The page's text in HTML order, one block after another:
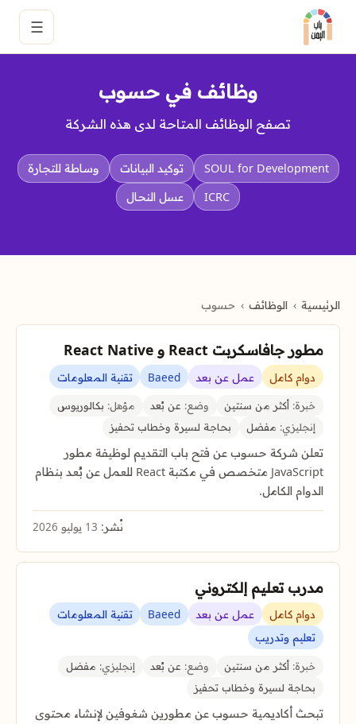
☰
وظائف في حسوب
تصفح الوظائف المتاحة لدى هذه الشركة
SOUL for Development توكيد البيانات
وساطة للتجارة
ICRC
عسل النحال
الرئيسية الوظائف حسوب
مطور جافاسكربت React و React Native
دوام كامل عمل عن بعد Baeed تقنية المعلومات
خبرة: أكثر من سنتين وضع: عن بُعد مؤهل: بكالوريوس
إنجليزي: مفضل بحاجة لسيرة وخطاب تحفيز
تعلن شركة حسوب عن فتح باب التقديم لوظيفة مطور
JavaScript متخصص في مكتبة React للعمل عن بُعد بنظام
الدوام الكامل.
نُشر:
مدرب تعليم إلكتروني
دوام كامل عمل عن بعد Baeed
تقنية المعلومات
تعليم وتدريب
خبرة: أكثر من سنتين وضع: عن بُعد إنجليزي: مفضل
بحاجة لسيرة وخطاب تحفيز
تبحث أكاديمية حسوب عن مطورين شغوفين لإنشاء محتوى